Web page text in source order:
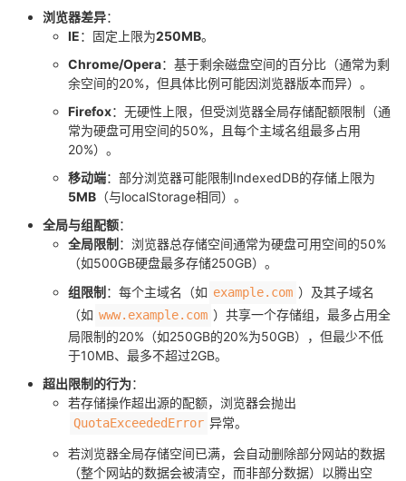
发
Programs
的
浏览器差异：
IE：固定上限为250MB。
Chrome/Opera：基于剩余磁盘空间的百分比（通常为剩
余空间的20%，但具体比例可能因浏览器版本而异）。
Firefox：无硬性上限，但受浏览器全局存储配额限制（通
常为硬盘可用空间的50%，且每个主域名组最多占用
20%）。
移动端：部分浏览器可能限制IndexedDB的存储上限为
5MB （与localStorage相同）。
全局与组配额：
全局限制 ：浏览器总存储空间通常为硬盘可用空间的50%
（如500GB硬盘最多存储250GB）。
组限制 ：每个主域名（如 example.com ）及其子域名
（如 www.example.com ）共享一个存储组，最多占用全
局限制的20%（如250GB的20%为50GB），但最少不低
于10MB、最多不超过2GB。
超出限制的行为：
若存储操作超出源的配额，浏览器会抛出
QuotaExceededError 异常。
若浏览器全局存储空间已满，会自动删除部分网站的数据
（整个网站的数据会被清空，而非部分数据）以腾出空